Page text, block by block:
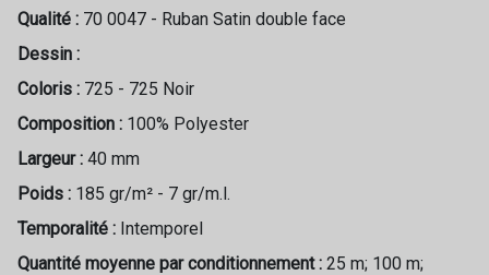
Qualité : 70 0047 - Ruban Satin double face
Dessin :
Coloris : 725 - 725 Noir
Composition : 100% Polyester
Largeur : 40 mm
Poids : 185 gr/m² - 7 gr/m.l.
Temporalité : Intemporel
Quantité moyenne par conditionnement : 25 m; 100 m;